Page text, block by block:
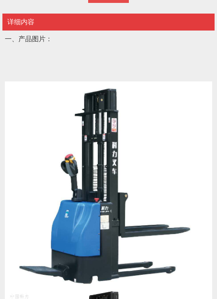
详细内容
一、产品图片：